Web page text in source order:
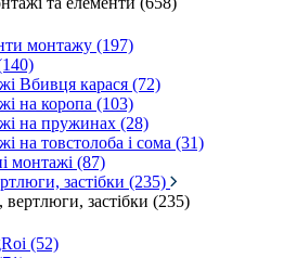
монтажу (197)
Вбивця карася (72)
на коропа (103)
на пружинах (28)
на товстолоба і сома (31)
монтажі (87)
застібки (235)
вертлюги, застібки (235)
(52)